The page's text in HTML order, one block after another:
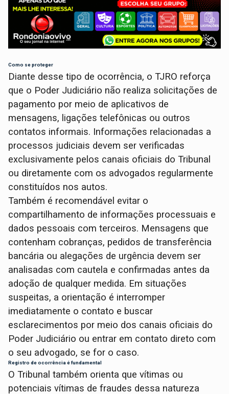
Como se proteger
Diante desse tipo de ocorrência, o TJRO reforça
que o Poder Judiciário não realiza solicitações de
pagamento por meio de aplicativos de
mensagens, ligações telefônicas ou outros
contatos informais. Informações relacionadas a
processos judiciais devem ser verificadas
exclusivamente pelos canais oficiais do Tribunal
ou diretamente com os advogados regularmente
constituídos nos autos.
Também é recomendável evitar o
compartilhamento de informações processuais e
dados pessoais com terceiros. Mensagens que
contenham cobranças, pedidos de transferência
bancária ou alegações de urgência devem ser
analisadas com cautela e confirmadas antes da
adoção de qualquer medida. Em situações
suspeitas, a orientação é interromper
imediatamente o contato e buscar
esclarecimentos por meio dos canais oficiais do
Poder Judiciário ou entrar em contato direto com
o seu advogado, se for o caso.
Registro de ocorrência é fundamental
O Tribunal também orienta que vítimas ou
potenciais vítimas de fraudes dessa natureza